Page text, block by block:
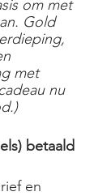
om met
Gold
met
nu
betaald
en